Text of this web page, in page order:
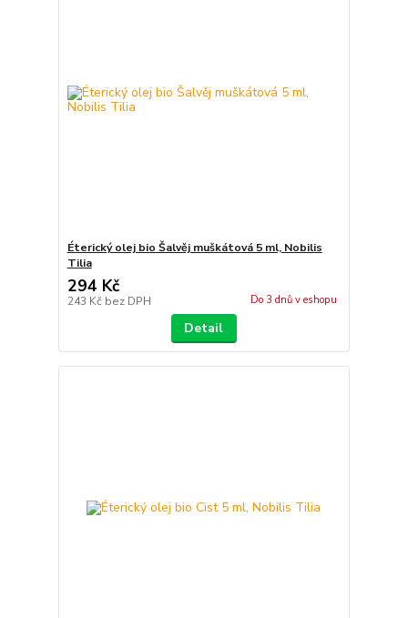
Éterický olej bio Šalvěj muškátová 5 ml, Nobilis
Tilia
294 Kč
243 Kč bez DPH Do 3 dnů v eshopu
Detail